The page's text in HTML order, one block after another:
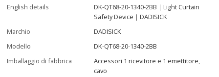
English details
DK-QT68-20-1340-2BB｜Light Curtain
Safety Device｜DADISICK
Marchio
DADISICK
Modello
DK-QT68-20-1340-2BB
Imballaggio di fabbrica
Accessori 1 ricevitore e 1 emettitore,
cavo